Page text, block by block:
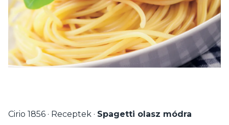
Cirio 1856 · Receptek · Spagetti olasz módra